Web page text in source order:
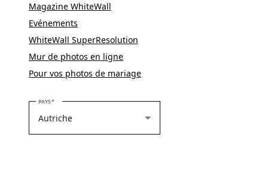
Magazine WhiteWall
Evénements
WhiteWall SuperResolution
Mur de photos en ligne
Pour vos photos de mariage
PAYSVEUILLEZ SÉLECTIONNER VOTRE PAYS